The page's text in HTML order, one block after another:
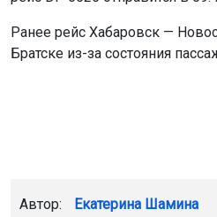
Ранее рейс Хабаровск —
Братске из-за состояния
Автор: Екатерина Шамина